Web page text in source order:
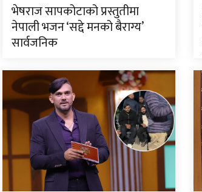
भेषराज सापकोटाको प्रस्तुतीमा
नेपाली भजन ‘सद्दे मनको बैराग्य’
सार्वजनिक